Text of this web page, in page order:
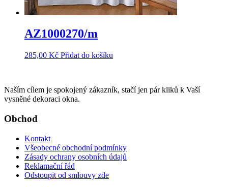
AZ1000270/m
285,00 Kč Přidat do košíku
Naším cílem je spokojený zákazník, stačí jen pár kliků k Vaší
vysněné dekoraci okna.
Obchod
Kontakt
Všeobecné obchodní podmínky
Zásady ochrany osobních údajů
Reklamační řád
Odstoupit od smlouvy zde